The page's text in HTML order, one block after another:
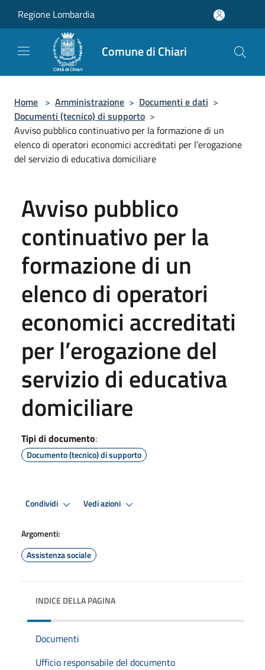
Regione Lombardia
Comune di Chiari
Home > Amministrazione > Documenti e dati >
Documenti (tecnico) di supporto >
Avviso pubblico continuativo per la formazione di un
elenco di operatori economici accreditati per l’erogazione
del servizio di educativa domiciliare
Avviso pubblico
continuativo per la
formazione di un
elenco di operatori
economici accreditati
per l’erogazione del
servizio di educativa
domiciliare
Tipi di documento:
Documento (tecnico) di supporto
Condividi Vedi azioni
Argomenti:
Assistenza sociale
INDICE DELLA PAGINA
Documenti
Ufficio responsabile del documento